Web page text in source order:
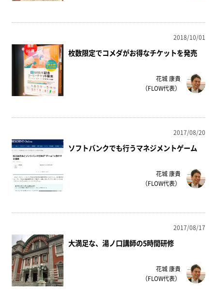
2018/10/01
枚数限定でコメダがお得なチケットを発売
花城 康貴
（FLOW代表）
2017/08/20
ソフトバンクでも行うマネジメントゲーム
花城 康貴
（FLOW代表）
2017/08/17
大満足な、湯ノ口講師の5時間研修
花城 康貴
（FLOW代表）